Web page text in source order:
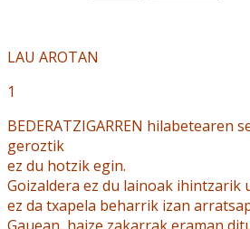
LAU AROTAN
1
BEDERATZIGARREN hilabetearen
geroztik
ez du hotzik egin.
Goizaldera ez du lainoak ihintzarik
ez da txapela beharrik izan